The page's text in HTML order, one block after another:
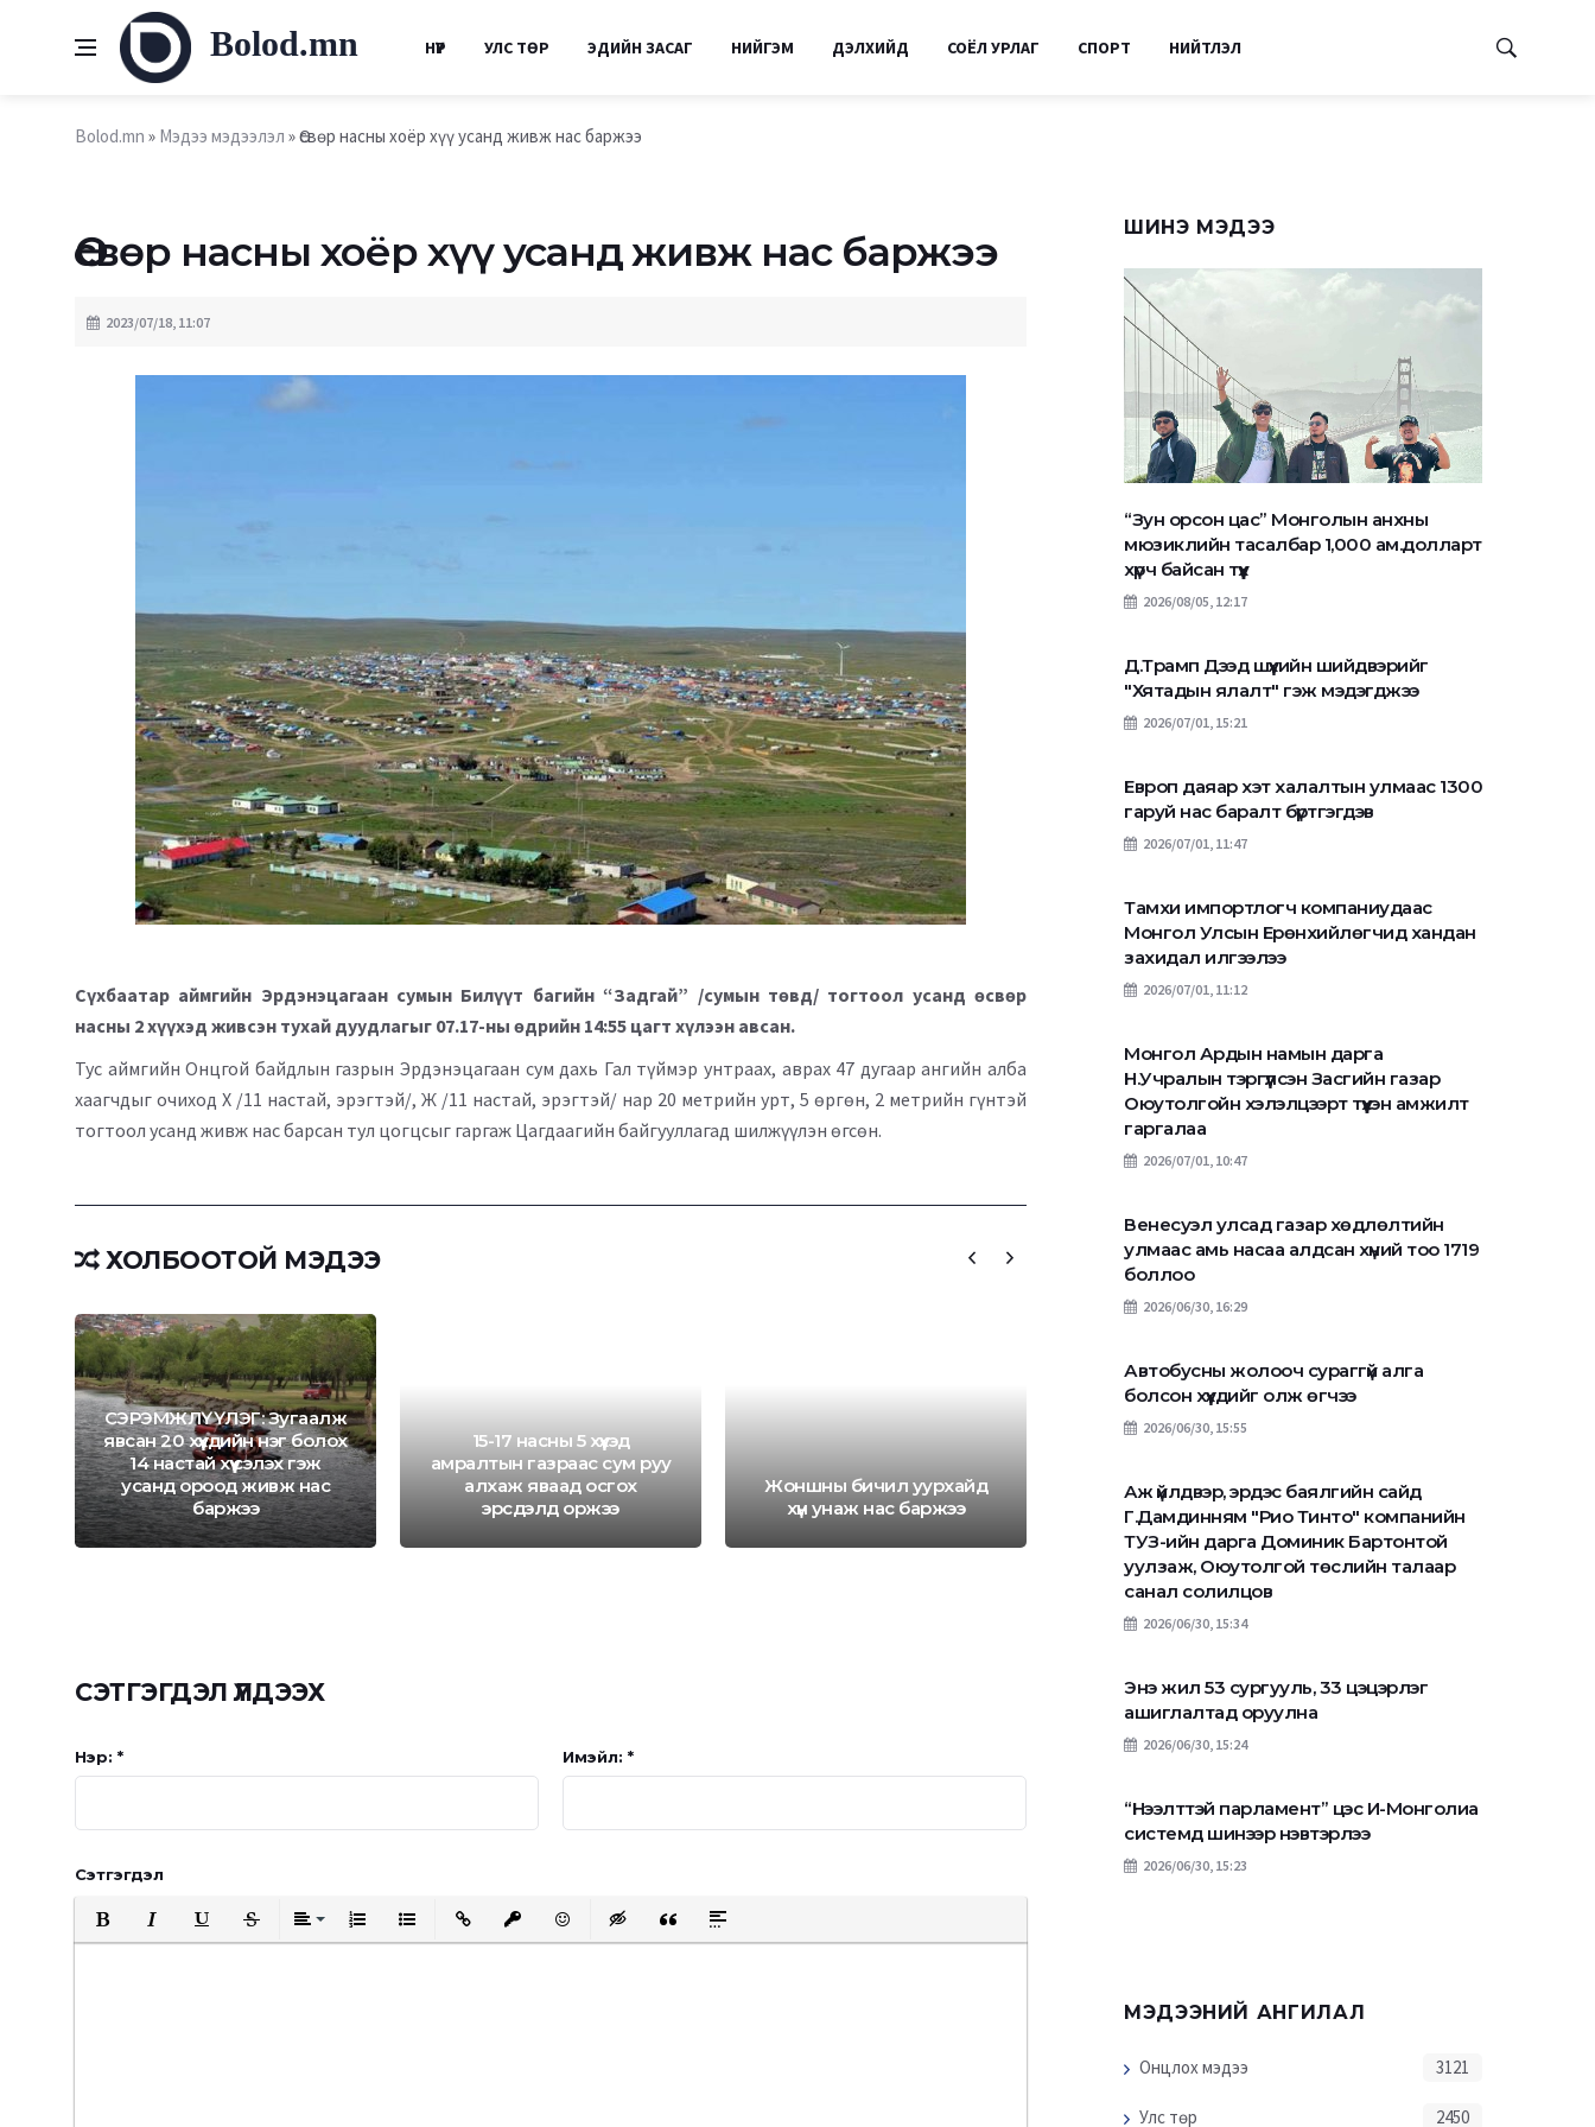
Bolod.mn НҮҮР УЛС ТӨР ЭДИЙН ЗАСАГ НИЙГЭМ ДЭЛХИЙД СОЁЛ УРЛАГ СПОРТ НИЙТЛЭЛ
Bolod.mn » Мэдээ мэдээлэл » Өсвөр насны хоёр хүү усанд живж нас баржээ
Өсвөр насны хоёр хүү усанд живж нас баржээ
2023/07/18, 11:07
Сүхбаатар аймгийн Эрдэнэцагаан сумын Билүүт багийн “Задгай” /сумын төвд/ тогтоол усанд өсвөр
насны 2 хүүхэд живсэн тухай дуудлагыг 07.17-ны өдрийн 14:55 цагт хүлээн авсан.
Тус аймгийн Онцгой байдлын газрын Эрдэнэцагаан сум дахь Гал түймэр унтраах, аврах 47 дугаар ангийн алба
хаагчдыг очиход Х /11 настай, эрэгтэй/, Ж /11 настай, эрэгтэй/ нар 20 метрийн урт, 5 өргөн, 2 метрийн гүнтэй
тогтоол усанд живж нас барсан тул цогцсыг гаргаж Цагдаагийн байгууллагад шилжүүлэн өгсөн.
ХОЛБООТОЙ МЭДЭЭ
СЭРЭМЖЛҮҮЛЭГ: Зугаалж
явсан 20 хүүхдийн нэг болох
14 настай хүү сэлэх гэж
усанд ороод живж нас
баржээ
15-17 насны 5 хүүхэд
амралтын газраас сум руу
алхаж яваад осгох
эрсдэлд оржээ
Жоншны бичил уурхайд
хүн унаж нас баржээ
Сураггүй болсон иргэдийг
эсэн мэнд оллоо
байсан 2 иргэний
живж, амь насаа
СЭТГЭГДЭЛ ҮЛДЭЭХ
Нэр: * Имэйл: *
Сэтгэгдэл
Bold Italic UnderlineStrikethrough
AlignOrdered ListUnordered List
Insert LinkInsert protected link
EmoticonsInsert hidden text
Insert QuoteInsert spoiler
ШИНЭ МЭДЭЭ
“Зун орсон цас” Монголын анхны
мюзиклийн тасалбар 1,000 ам.долларт
хүрч байсан түүх
2026/08/05, 12:17
Д.Трамп Дээд шүүхийн шийдвэрийг
"Хятадын ялалт" гэж мэдэгджээ
2026/07/01, 15:21
Европ даяар хэт халалтын улмаас 1300
гаруй нас баралт бүртгэгдэв
2026/07/01, 11:47
Тамхи импортлогч компаниудаас
Монгол Улсын Ерөнхийлөгчид хандан
захидал илгээлээ
2026/07/01, 11:12
Монгол Ардын намын дарга
Н.Учралын тэргүүлсэн Засгийн газар
Оюутолгойн хэлэлцээрт түүхэн амжилт
гаргалаа
2026/07/01, 10:47
Венесуэл улсад газар хөдлөлтийн
улмаас амь насаа алдсан хүний тоо 1719
боллоо
2026/06/30, 16:29
Автобусны жолооч сураггүй алга
болсон хүүхдийг олж өгчээ
2026/06/30, 15:55
Аж үйлдвэр, эрдэс баялгийн сайд
Г.Дамдинням "Рио Тинто" компанийн
ТУЗ-ийн дарга Доминик Бартонтой
уулзаж, Оюутолгой төслийн талаар
санал солилцов
2026/06/30, 15:34
Энэ жил 53 сургууль, 33 цэцэрлэг
ашиглалтад оруулна
2026/06/30, 15:24
“Нээлттэй парламент” цэс И-Монголиа
системд шинээр нэвтэрлээ
2026/06/30, 15:23
МЭДЭЭНИЙ АНГИЛАЛ
Онцлох мэдээ 3121
Улс төр 2450